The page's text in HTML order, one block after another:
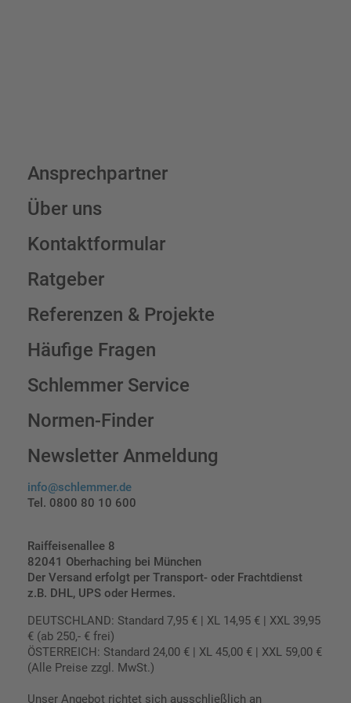
Ansprechpartner
Über uns
Kontaktformular
Ratgeber
Referenzen & Projekte
Häufige Fragen
Schlemmer Service
Normen-Finder
Newsletter Anmeldung
info@schlemmer.de
Tel. 0800 80 10 600
Raiffeisenallee 8
82041 Oberhaching bei München
Der Versand erfolgt per Transport- oder Frachtdienst
z.B. DHL, UPS oder Hermes.
DEUTSCHLAND: Standard 7,95 € | XL 14,95 € | XXL 39,95
€ (ab 250,- € frei)
ÖSTERREICH: Standard 24,00 € | XL 45,00 € | XXL 59,00 €
(Alle Preise zzgl. MwSt.)
Unser Angebot richtet sich ausschließlich an